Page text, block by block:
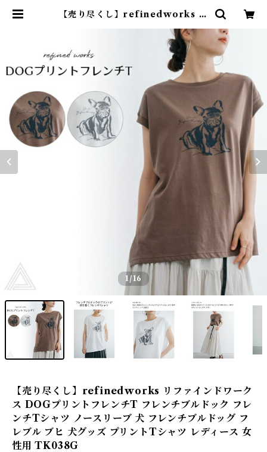
【売り尽くし】refinedworks リ
フレンチT フレンチブルドック フレ
ンチTシャツ ノースリーブ 犬 フレ
ンチブルドッグ フレブル ブヒ 犬グ
ッズ プリントTシャツ レディース
女性用 TK038G | DearKM ❤︎フ
レンチブルドック孔明
1/16
【売り尽くし】refinedworks リファインドワーク
ス DOGプリントフレンチT フレンチブルドック フレ
ンチTシャツ ノースリーブ 犬 フレンチブルドッグ フ
レブル ブヒ 犬グッズ プリントTシャツ レディース 女
性用 TK038G